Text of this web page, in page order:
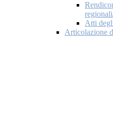
Atti
Articolazione